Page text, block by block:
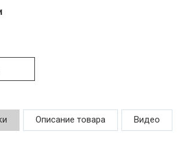
Описание товара Видео